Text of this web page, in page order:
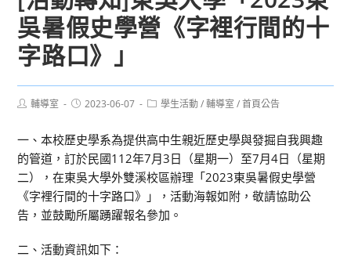
吳暑假史學營《字裡行間的十
字路口》」
Post輔導室
Post2023-06-07
Post學生活動 / 輔導室 / 首頁公告
一、本校歷史學系為提供高中生親近歷史學與發掘自我興趣
的管道，訂於民國112年7月3日（星期一）至7月4日（星期
二），在東吳大學外雙溪校區辦理「2023東吳暑假史學營
《字裡行間的十字路口》」，活動海報如附，敬請協助公
告，並鼓勵所屬踴躍報名參加。
二、活動資訊如下：